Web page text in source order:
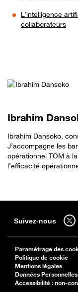
L’intelligence
collaborateurs
Ibrahim
Ibrahim Dansoko,
J’accompagne les
opérationnel TOM à
l’efficacité
Suivez-nous
Paramétrage des
Politique de cookie
Mentions légales
Données Personnelles
Accessibilité : non-